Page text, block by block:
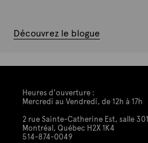
Découvrez le blogue
Heures d'ouverture :
Mercredi au Vendredi, de 12h à 17h
2 rue Sainte-Catherine Est, salle 301
Montréal, Québec H2X 1K4
514-874-0049